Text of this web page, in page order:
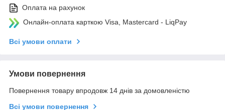
Оплата на рахунок
Онлайн-оплата карткою Visa, Mastercard - LiqPay
Всі умови оплати
Умови повернення
Повернення товару впродовж 14 днів за домовленістю
Всі умови повернення